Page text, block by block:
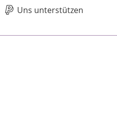
Uns unterstützen